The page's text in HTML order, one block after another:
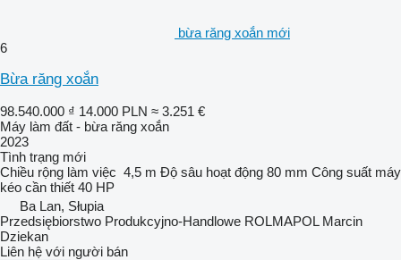
bừa răng xoắn mới
6
Bừa răng xoắn
98.540.000 ₫ 14.000 PLN ≈ 3.251 €
Máy làm đất - bừa răng xoắn
2023
Tình trạng mới
Chiều rộng làm việc 4,5 m Độ sâu hoạt động 80 mm Công suất máy
kéo cần thiết 40 HP
Ba Lan, Słupia
Przedsiębiorstwo Produkcyjno-Handlowe ROLMAPOL Marcin
Dziekan
Liên hệ với người bán